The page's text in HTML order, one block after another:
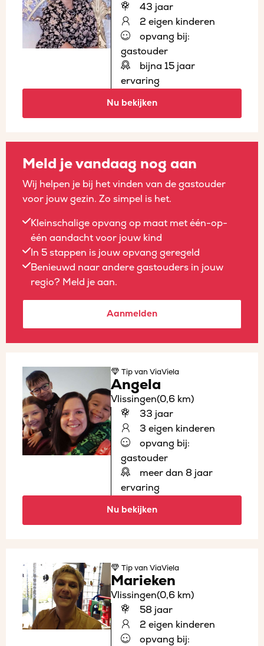
43 jaar
2 eigen kinderen
opvang bij:
gastouder
bijna 15 jaar
ervaring
Nu bekijken
Meld je vandaag nog aan
Wij helpen je bij het vinden van de gastouder
voor jouw gezin. Zo simpel is het.
Kleinschalige opvang op maat met één-op-
één aandacht voor jouw kind
In 5 stappen is jouw opvang geregeld
Benieuwd naar andere gastouders in jouw
regio? Meld je aan.
Aanmelden
Tipvan ViaViela
Angela
Vlissingen(0,6 km)
33 jaar
3 eigen kinderen
opvang bij:
gastouder
meer dan 8 jaar
ervaring
Nu bekijken
Tipvan ViaViela
Marieken
Vlissingen(0,6 km)
58 jaar
2 eigen kinderen
opvang bij: